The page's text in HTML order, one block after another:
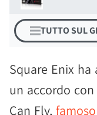
TUTTO SUL
Square Enix
un accordo
Can Fly,